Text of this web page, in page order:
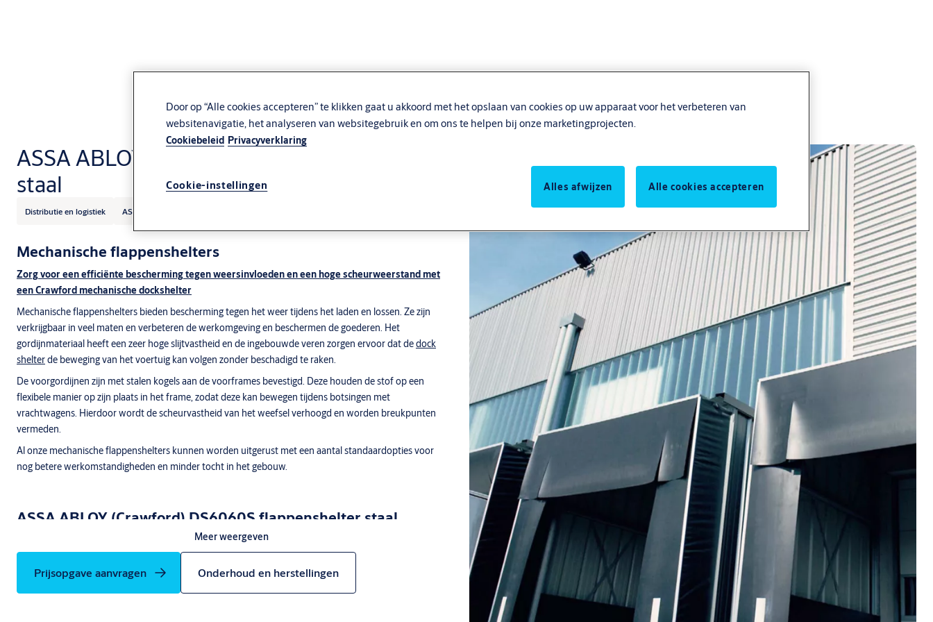
ASSA ABLOY DS6060S Flappenshelter
staal
Distributie en logistiek ASSA ABLOY
Mechanische flappenshelters
Zorg voor een efficiënte bescherming tegen weersinvloeden en een hoge scheurweerstand met
een Crawford mechanische dockshelter
Mechanische flappenshelters bieden bescherming tegen het weer tijdens het laden en lossen. Ze zijn
verkrijgbaar in veel maten en verbeteren de werkomgeving en beschermen de goederen. Het
gordijnmateriaal heeft een zeer hoge slijtvastheid en de ingebouwde veren zorgen ervoor dat dedock
shelterde beweging van het voertuig kan volgen zonder beschadigd te raken.
De voorgordijnen zijn met stalen kogels aan de voorframes bevestigd. Deze houden de stof op een
flexibele manier op zijn plaats in het frame, zodat deze kan bewegen tijdens botsingen met
vrachtwagens. Hierdoor wordt de scheurvastheid van het weefsel verhoogd en worden breukpunten
vermeden.
Al onze mechanische flappenshelters kunnen worden uitgerust met een aantal standaardopties voor
nog betere werkomstandigheden en minder tocht in het gebouw.
ASSA ABLOY (Crawford) DS6060S flappenshelter staal
De ASSA ABLOY (Crawford) DS6060S flappenshelter is de standaardoplossing voor verbeterde
werkomstandigheden en energiebesparingen. De shelter is uitgerust met een stalen frame.
Meer weergeven
Prijsopgave aanvragen Onderhoud en herstellingen
Door op “Alle cookies accepteren” te klikken gaat u akkoord met het opslaan van cookies op uw apparaat voor het verbeteren van
websitenavigatie, het analyseren van websitegebruik en om ons te helpen bij onze marketingprojecten.
Cookiebeleid Privacyverklaring
Cookie-instellingen Alles afwijzen Alle cookies accepteren